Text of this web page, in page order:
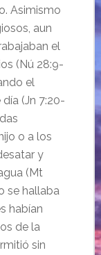
Asimismo
aun
el
(Nú 28:9-
el
(Jn 7:20-
o a los
y
(Mt
se hallaba
habían
de la
sin